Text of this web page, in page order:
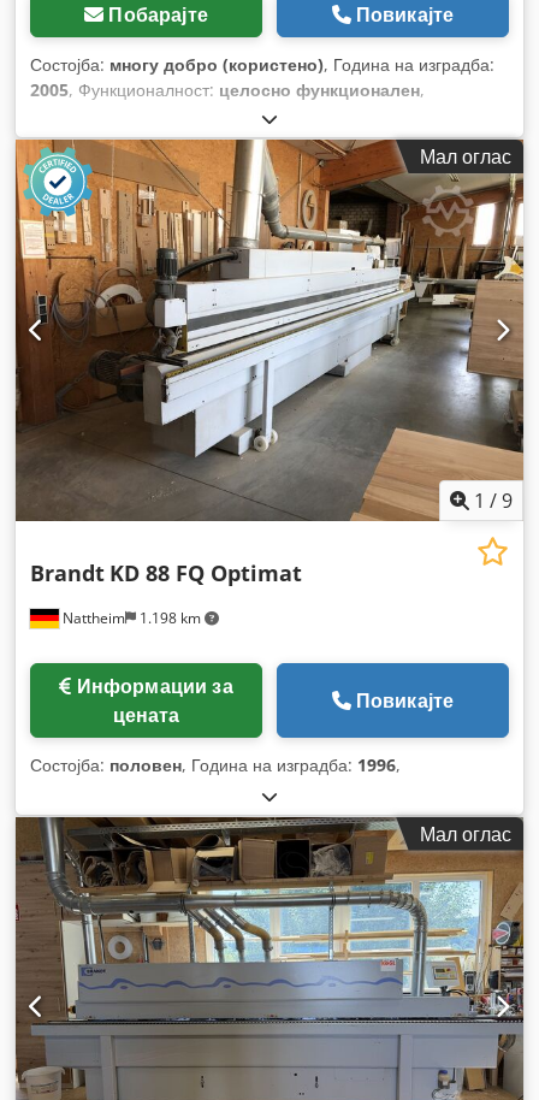
Побарајте Повикајте
Состојба: многу добро (користено), Година на изградба:
2005, Функционалност: целосно функционален,
Мал оглас
1 /9
Nattheim 1.198 km
Brandt KD 88 FQ Optimat
цената
Повикајте
Состојба: половен, Година на изградба: 1996,
Мал оглас